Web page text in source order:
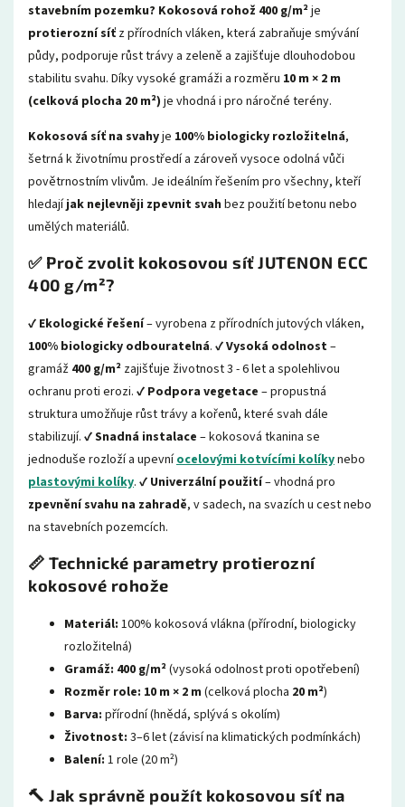
stavebním pozemku? Kokosová rohož 400 g/m²je
protierozní síť z přírodních vláken, která zabraňuje smývání
půdy, podporuje růst trávy a zeleně a zajišťuje dlouhodobou
stabilitu svahu. Díky vysoké gramáži a rozměru 10 m × 2 m
(celková plocha 20 m²) je vhodná i pro náročné terény.
Kokosová síť na svahyje 100% biologicky rozložitelná,
šetrná k životnímu prostředí a zároveň vysoce odolná vůči
povětrnostním vlivům. Je ideálním řešením pro všechny, kteří
hledajíjak nejlevněji zpevnit svah bez použití betonu nebo
umělých materiálů.
✅ Proč zvolit kokosovou síť JUTENON ECC
400 g/m²?
✔ Ekologické řešení– vyrobena z přírodních jutových vláken,
100% biologicky odbouratelná. ✔Vysoká odolnost–
gramáž 400 g/m² zajišťuje životnost 3 - 6 let a spolehlivou
ochranu proti erozi. ✔ Podpora vegetace – propustná
struktura umožňuje růst trávy a kořenů, které svah dále
stabilizují. ✔Snadná instalace – kokosová tkanina se
jednoduše rozloží a upevníocelovýmikotvícími kolíkynebo
plastovými kolíky. ✔ Univerzální použití– vhodná pro
zpevnění svahu na zahradě, v sadech, na svazích u cest nebo
na stavebních pozemcích.
📏 Technické parametry protierozní
kokosové rohože
Materiál: 100% kokosová vlákna (přírodní, biologicky
rozložitelná)
Gramáž: 400 g/m²(vysoká odolnost proti opotřebení)
Rozměr role: 10 m × 2 m (celková plocha 20 m²)
Barva: přírodní (hnědá, splývá s okolím)
Životnost: 3–6 let (závisí na klimatických podmínkách)
Balení: 1 role (20 m²)
🔨 Jak správně použít kokosovou síť na